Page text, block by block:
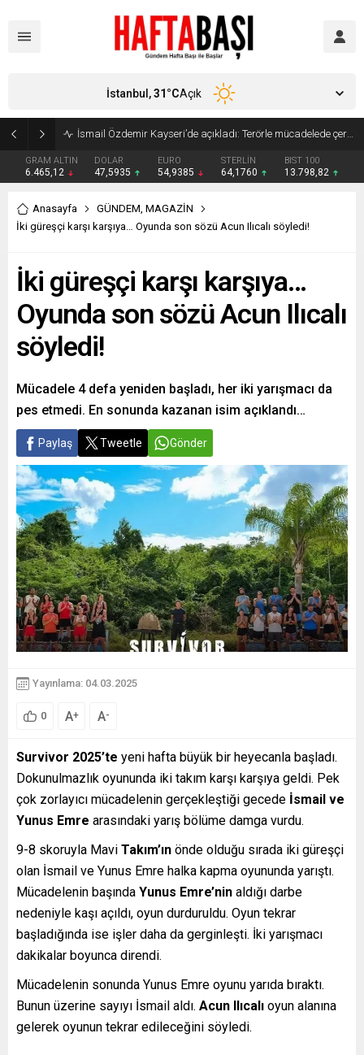
İsmail Özdemir Kayseri’de açıkladı: Terörle mücadelede çerçeve yasa Meclis’e geliyor
GRAM ALTIN
6.465,12
DOLAR
47,5935
EURO
54,9385
STERLİN
64,1760
BIST 100
13.798,82
İstanbul,31°CAçık
Anasayfa GÜNDEM, MAGAZİN
İki güreşçi karşı karşıya… Oyunda son sözü Acun Ilıcalı söyledi!
İki güreşçi karşı karşıya…
Oyunda son sözü Acun Ilıcalı
söyledi!
Mücadele 4 defa yeniden başladı, her iki yarışmacı da
pes etmedi. En sonunda kazanan isim açıklandı…
Paylaş Tweetle Gönder
Yayınlama: 04.03.2025
0 A+ A-
Survivor 2025’te yeni hafta büyük bir heyecanla başladı.
Dokunulmazlık oyununda iki takım karşı karşıya geldi. Pek
çok zorlayıcı mücadelenin gerçekleştiği gecede İsmail ve
Yunus Emre arasındaki yarış bölüme damga vurdu.
9-8 skoruyla Mavi Takım’ın önde olduğu sırada iki güreşçi
olan İsmail ve Yunus Emre halka kapma oyununda yarıştı.
Mücadelenin başında Yunus Emre’nin aldığı darbe
nedeniyle kaşı açıldı, oyun durduruldu. Oyun tekrar
başladığında ise işler daha da gerginleşti. İki yarışmacı
dakikalar boyunca direndi.
Mücadelenin sonunda Yunus Emre oyunu yarıda bıraktı.
Bunun üzerine sayıyı İsmail aldı. Acun Ilıcalı oyun alanına
gelerek oyunun tekrar edileceğini söyledi.